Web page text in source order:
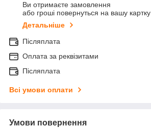
Ви отримаєте замовлення
або гроші повернуться на вашу картку
Детальніше
Післяплата
Оплата за реквізитами
Післяплата
Всі умови оплати
Умови повернення